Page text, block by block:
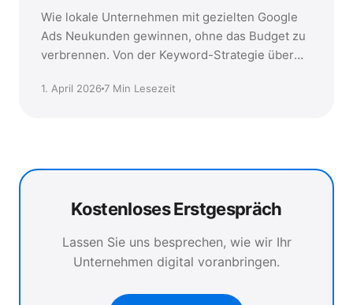
Wie lokale Unternehmen mit gezielten Google
Ads Neukunden gewinnen, ohne das Budget zu
verbrennen. Von der Keyword-Strategie über
Fehlern.
1. April 2026 7 Min Lesezeit
Kostenloses Erstgespräch
Lassen Sie uns besprechen, wie wir Ihr
Unternehmen digital voranbringen.